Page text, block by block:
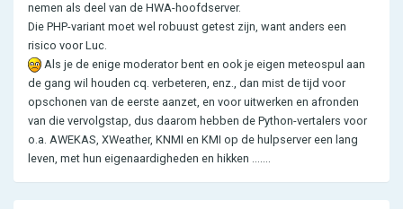
nemen als deel van de HWA-hoofdserver.
Die PHP-variant moet wel robuust getest zijn, want anders een
risico voor Luc.
Als je de enige moderator bent en ook je eigen meteospul aan
de gang wil houden cq. verbeteren, enz., dan mist de tijd voor
opschonen van de eerste aanzet, en voor uitwerken en afronden
van die vervolgstap, dus daarom hebben de Python-vertalers voor
o.a. AWEKAS, XWeather, KNMI en KMI op de hulpserver een lang
leven, met hun eigenaardigheden en hikken .......